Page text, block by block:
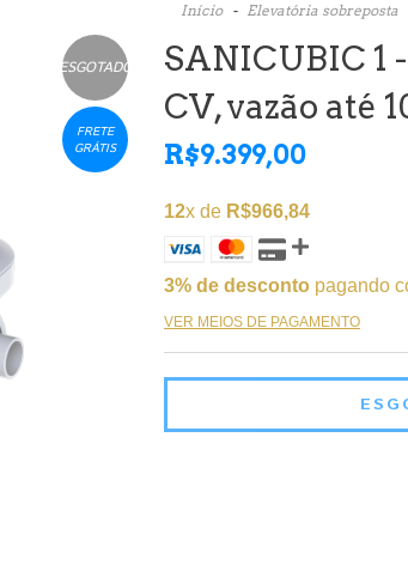
Início - Elevatória sobreposta
ESGOTADO
FRETE
GRÁTIS
SANICUBIC 1
CV, vazão até
R$9.399,00
12x de R$966,84
3% de desconto pagando
VER MEIOS DE PAGAMENTO